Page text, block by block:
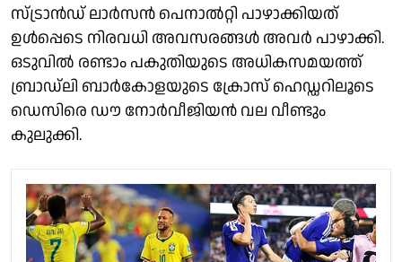
സ്ട്രാൻഡ് ലാർസൻ പെനാൽറ്റി പാഴാക്കിയത്
ഉൾപ്പെടെ നിരവധി അവസരങ്ങൾ അവർ പാഴാക്കി.
ഒടുവിൽ രണ്ടാം പകുതിയുടെ അധികസമയത്ത്
ബ്രാഡ്‌ലി ബാർകോളയുടെ ക്രോസ് ഹെഡ്ഡറിലൂടെ
ഡെസിരെ ഡൗ നോർവീജിയൻ വല വീണ്ടും
കുലുക്കി.